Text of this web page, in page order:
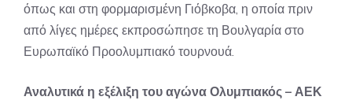
όπως και στη φορμαρισμένη Γιόβκοβα, η οποία πριν
από λίγες ημέρες εκπροσώπησε τη Βουλγαρία στο
Ευρωπαϊκό Προολυμπιακό τουρνουά.
Αναλυτικά η εξέλιξη του αγώνα Ολυμπιακός – ΑΕΚ